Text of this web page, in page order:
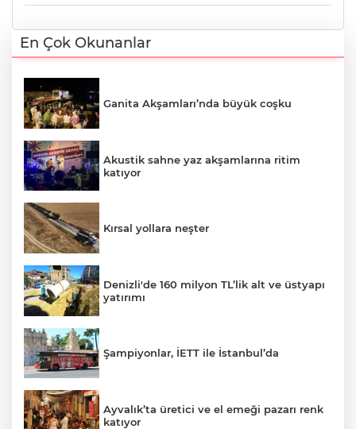
En Çok Okunanlar
Ganita Akşamları’nda büyük coşku
Akustik sahne yaz akşamlarına ritim
katıyor
Kırsal yollara neşter
Denizli'de 160 milyon TL’lik alt ve üstyapı
yatırımı
Şampiyonlar, İETT ile İstanbul’da
Ayvalık’ta üretici ve el emeği pazarı renk
katıyor